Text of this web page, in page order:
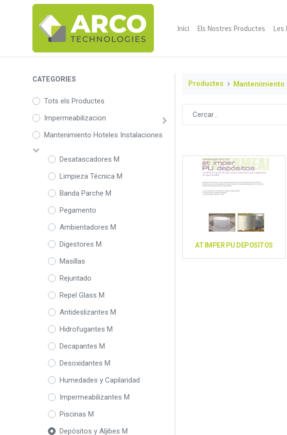
Inici Els Nostres Productes Les
CATEGORIES
Tots els Productes
Impermeabilizacion
Mantenimiento Hoteles Instalaciones
Desatascadores M
Limpieza Técnica M
Banda Parche M
Pegamento
Ambientadores M
Digestores M
Masillas
Rejuntado
Repel Glass M
Antideslizantes M
Hidrofugantes M
Decapantes M
Desoxidantes M
Humedades y Capilaridad
Impermeabilizantes M
Piscinas M
Depósitos y Aljibes M
Productes
AT IMPER PU DEPOSITOS